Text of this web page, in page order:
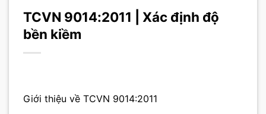
TCVN 9014:2011 | Xác định độ
bền kiềm
Giới thiệu về TCVN 9014:2011